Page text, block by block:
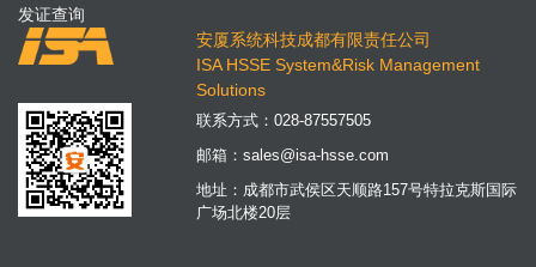
发证查询
安厦系统科技成都有限责任公司
ISA HSSE System&Risk Management
Solutions
联系方式：028-87557505
邮箱：sales@isa-hsse.com
地址：成都市武侯区天顺路157号特拉克斯国际
广场北楼20层